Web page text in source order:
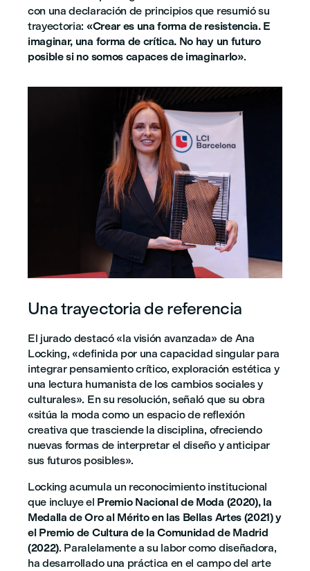
con una declaración de principios que resumió su
trayectoria: «Crear es una forma de resistencia. E
imaginar, una forma de crítica. No hay un futuro
posible si no somos capaces de imaginarlo».
Una trayectoria de referencia
El jurado destacó «la visión avanzada» de Ana
Locking, «definida por una capacidad singular para
integrar pensamiento crítico, exploración estética y
una lectura humanista de los cambios sociales y
culturales». En su resolución, señaló que su obra
«sitúa la moda como un espacio de reflexión
creativa que trasciende la disciplina, ofreciendo
nuevas formas de interpretar el diseño y anticipar
sus futuros posibles».
Locking acumula un reconocimiento institucional
que incluye el Premio Nacional de Moda (2020), la
Medalla de Oro al Mérito en las Bellas Artes (2021) y
el Premio de Cultura de la Comunidad de Madrid
(2022). Paralelamente a su labor como diseñadora,
ha desarrollado una práctica en el campo del arte